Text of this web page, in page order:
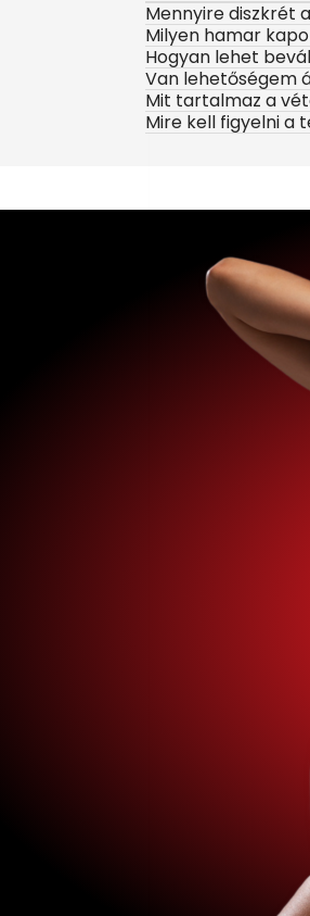
Mennyire diszkrét
Milyen hamar
Hogyan lehet
Van lehetőségem
Mit tartalmaz a
Mire kell figyelni a